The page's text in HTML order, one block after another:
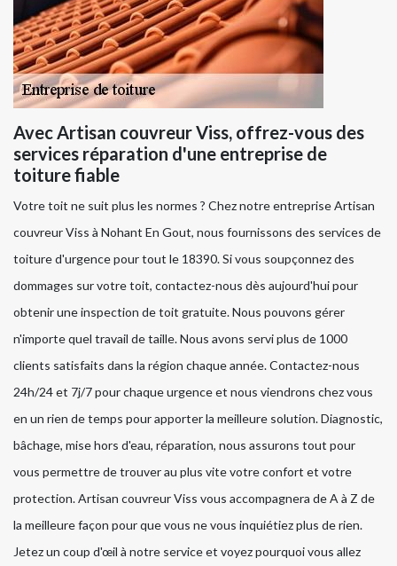
Avec Artisan couvreur Viss, offrez-vous des
services réparation d'une entreprise de
toiture fiable
Votre toit ne suit plus les normes ? Chez notre entreprise Artisan
couvreur Viss à Nohant En Gout, nous fournissons des services de
toiture d'urgence pour tout le 18390. Si vous soupçonnez des
dommages sur votre toit, contactez-nous dès aujourd'hui pour
obtenir une inspection de toit gratuite. Nous pouvons gérer
n'importe quel travail de taille. Nous avons servi plus de 1000
clients satisfaits dans la région chaque année. Contactez-nous
24h/24 et 7j/7 pour chaque urgence et nous viendrons chez vous
en un rien de temps pour apporter la meilleure solution. Diagnostic,
bâchage, mise hors d'eau, réparation, nous assurons tout pour
vous permettre de trouver au plus vite votre confort et votre
protection. Artisan couvreur Viss vous accompagnera de A à Z de
la meilleure façon pour que vous ne vous inquiétiez plus de rien.
Jetez un coup d'œil à notre service et voyez pourquoi vous allez